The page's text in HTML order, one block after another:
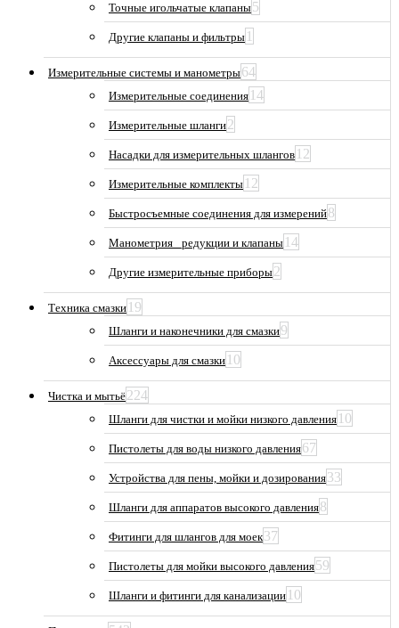
Точные игольчатые клапаны5
Другие клапаны и фильтры 1
Измерительные системы и манометры64
Измерительные соединения 14
Измерительные шланги2
Насадки для измерительных шлангов 12
Измерительные комплекты 12
Быстросъемные соединения для измерений8
Манометрия_ редукции и клапаны 14
Другие измерительные приборы2
Техника смазки 19
Шланги и наконечники для смазки9
Аксессуары для смазки 10
Чистка и мытьё224
Шланги для чистки и мойки низкого давления 10
Пистолеты для воды низкого давления67
Устройства для пены, мойки и дозирования33
Шланги для аппаратов высокого давления8
Фитинги для шлангов для моек37
Пистолеты для мойки высокого давления59
Шланги и фитинги для канализации 10